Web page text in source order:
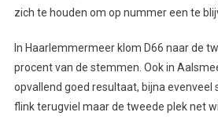
zich te houden om op nummer een te
In Haarlemmermeer klom D66 naar de
procent van de stemmen. Ook in
opvallend goed resultaat, bijna evenveel
flink terugviel maar de tweede plek net